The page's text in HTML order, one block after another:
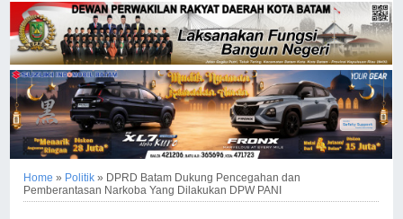
Home » Politik » DPRD Batam Dukung Pencegahan dan
Pemberantasan Narkoba Yang Dilakukan DPW PANI